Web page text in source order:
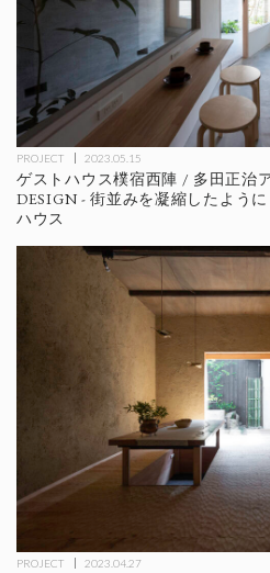
PROJECT 2023.05.15
ゲストハウス樸宿西陣 / 多田正治
DESIGN - 街並みを凝縮したよう
ハウス
PROJECT 2023.04.27